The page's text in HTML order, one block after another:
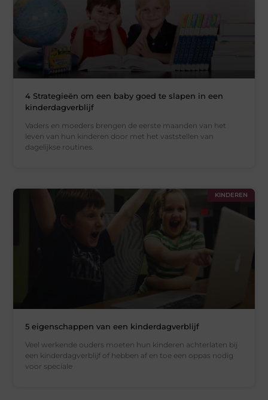
4 Strategieën om een baby goed te slapen in een
kinderdagverblijf
Vaders en moeders brengen de eerste maanden van het
leven van hun kinderen door met het vaststellen van
dagelijkse routines.
KINDEREN
5 eigenschappen van een kinderdagverblijf
Veel werkende ouders moeten hun kinderen achterlaten bij
een kinderdagverblijf of hebben af ​​en toe een oppas nodig
voor speciale